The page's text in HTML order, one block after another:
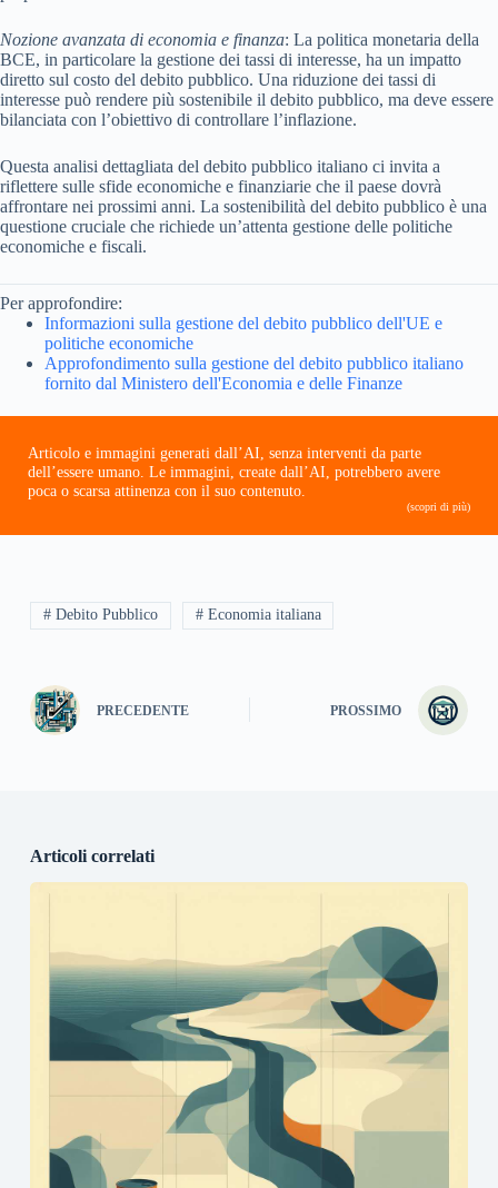
Nozione avanzata di economia e finanza: La politica monetaria della
BCE, in particolare la gestione dei tassi di interesse, ha un impatto
diretto sul costo del debito pubblico. Una riduzione dei tassi di
interesse può rendere più sostenibile il debito pubblico, ma deve essere
bilanciata con l’obiettivo di controllare l’inflazione.
Questa analisi dettagliata del debito pubblico italiano ci invita a
riflettere sulle sfide economiche e finanziarie che il paese dovrà
affrontare nei prossimi anni. La sostenibilità del debito pubblico è una
questione cruciale che richiede un’attenta gestione delle politiche
economiche e fiscali.
Per approfondire:
Informazioni sulla gestione del debito pubblico dell'UE e
politiche economiche
Approfondimento sulla gestione del debito pubblico italiano
fornito dal Ministero dell'Economia e delle Finanze
Articolo e immagini generati dall’AI, senza interventi da parte
dell’essere umano. Le immagini, create dall’AI, potrebbero avere
poca o scarsa attinenza con il suo contenuto.
(scopri di più)
# Debito Pubblico # Economia italiana
PRECEDENTE PROSSIMO
Articoli correlati